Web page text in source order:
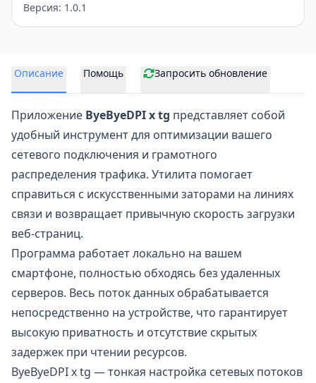
Версия: 1.0.1
Описание Помощь Запросить обновление
Приложение ByeByeDPI x tg представляет собой
удобный инструмент для оптимизации вашего
сетевого подключения и грамотного
распределения трафика. Утилита помогает
справиться с искусственными заторами на линиях
связи и возвращает привычную скорость загрузки
веб-страниц.
Программа работает локально на вашем
смартфоне, полностью обходясь без удаленных
серверов. Весь поток данных обрабатывается
непосредственно на устройстве, что гарантирует
высокую приватность и отсутствие скрытых
задержек при чтении ресурсов.
ByeByeDPI x tg — тонкая настройка сетевых потоков